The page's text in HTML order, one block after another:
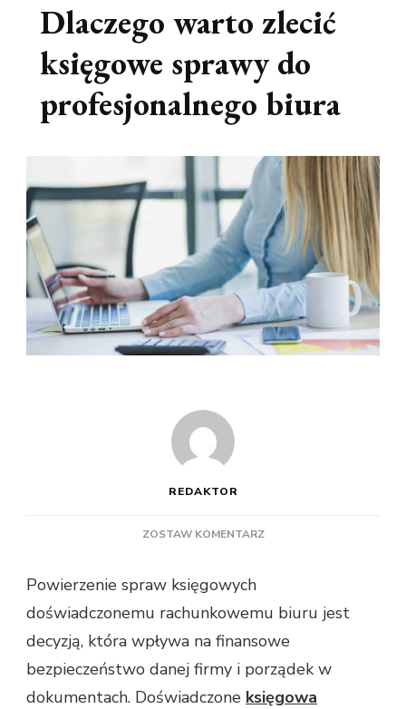
Dlaczego warto zlecić
księgowe sprawy do
profesjonalnego biura
REDAKTOR
ZOSTAW KOMENTARZDO
KSIĘGOWE
DO
PROFESJONALNEGO
Powierzenie spraw księgowych
doświadczonemu rachunkowemu biuru jest
decyzją, która wpływa na finansowe
bezpieczeństwo danej firmy i porządek w
dokumentach. Doświadczone księgowa